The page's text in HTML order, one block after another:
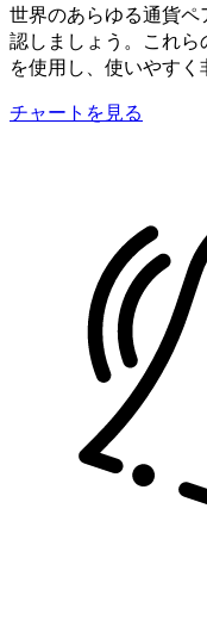
世界のあらゆる通貨
認しましょう。これら
を使用し、使いやすく
チャートを見る